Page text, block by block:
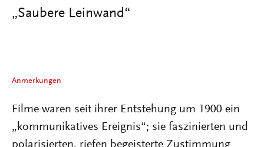
„Saubere Leinwand“
Anmerkungen
Filme waren seit ihrer Entstehung um 1900 ein
„kommunikatives Ereignis“; sie faszinierten und
polarisierten, riefen begeisterte Zustimmung